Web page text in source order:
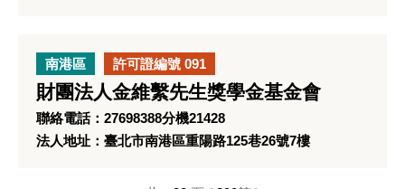
南港區 許可證編號 091
財團法人金維繫先生獎學金基金會
聯絡電話：27698388分機21428
法人地址：臺北市南港區重陽路125巷26號7樓